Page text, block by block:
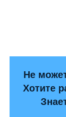
Не
Хотите